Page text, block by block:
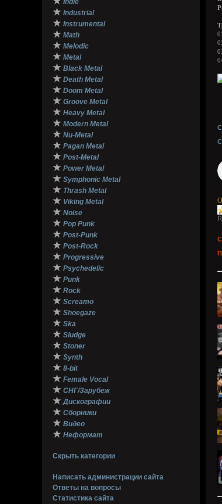
Indie
★ Industrial
★ Instrumental
★ Math
★ Melodic
★ Metal
★ Black Metal
★ Death Metal
★ Doom Metal
★ Groove Metal
★ Heavy Metal
★ Modern Metal
★ Nu-Metal
★ Pagan Metal
★ Post-Metal
★ Power Metal
★ Symphonic Metal
★ Thrash Metal
★ Viking Metal
★ Noise
★ Pop Punk
★ Post-Punk
★ Post-Rock
★ Progressive
★ Psychedelic
★ Punk
★ Rock
★ Screamo
★ Shoegaze
★ Ska
★ Sludge
★ Stoner
★ Synth
★ 8-bit
★ Female Vocal
★ СНГ/Зарубеж
★ Дискографии
★ Сборники
★ Видео
★ Неформат
Скрыть категории
Написать администрации сайта
Ответы на вопросы
Статистика сайта